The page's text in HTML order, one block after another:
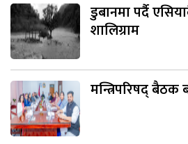
डुबानमा पर्दै
शालिग्राम
मन्त्रिपरिषद् बैठक